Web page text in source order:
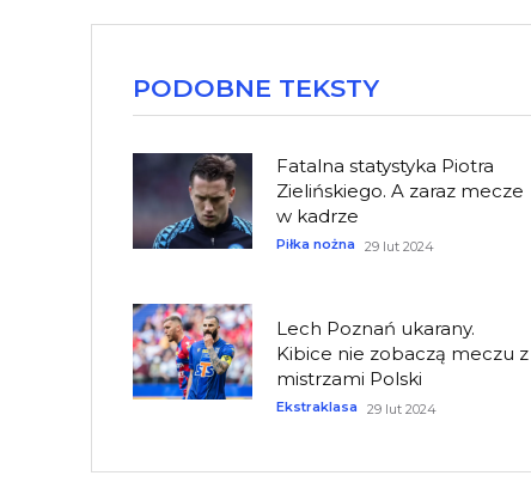
PODOBNE TEKSTY
Fatalna statystyka Piotra
Zielińskiego. A zaraz mecze
w kadrze
Piłka nożna 29 lut 2024
Lech Poznań ukarany.
Kibice nie zobaczą meczu z
mistrzami Polski
Ekstraklasa 29 lut 2024